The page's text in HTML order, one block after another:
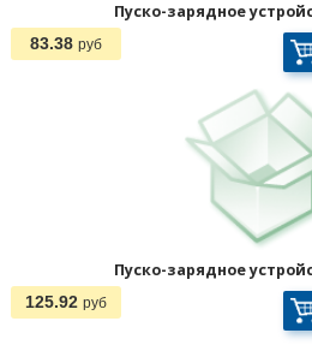
Пуско-зарядное
83.38 руб
Пуско-зарядное
125.92 руб